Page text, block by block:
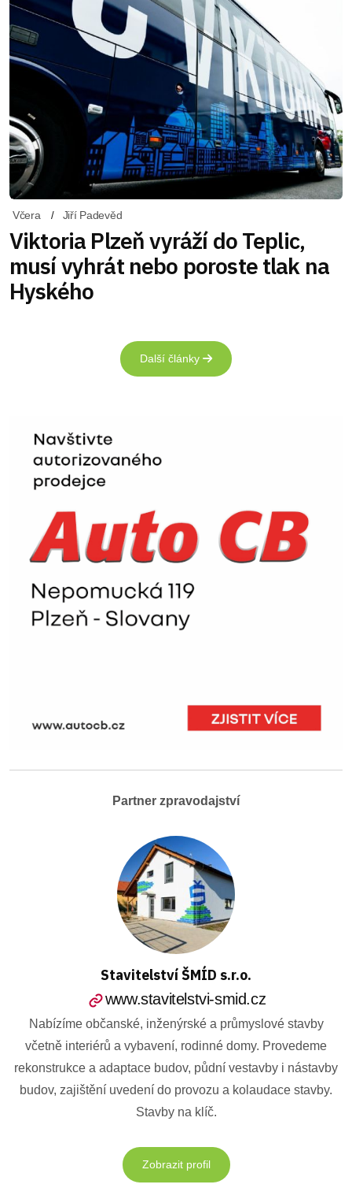
Včera Jiří Padevěd
Viktoria Plzeň vyráží do Teplic,
musí vyhrát nebo poroste tlak na
Hyského
Další články
Partner zpravodajství
Stavitelství ŠMÍD s.r.o.
www.stavitelstvi-smid.cz
Nabízíme občanské, inženýrské a průmyslové stavby
včetně interiérů a vybavení, rodinné domy. Provedeme
rekonstrukce a adaptace budov, půdní vestavby i nástavby
budov, zajištění uvedení do provozu a kolaudace stavby.
Stavby na klíč.
Zobrazit profil